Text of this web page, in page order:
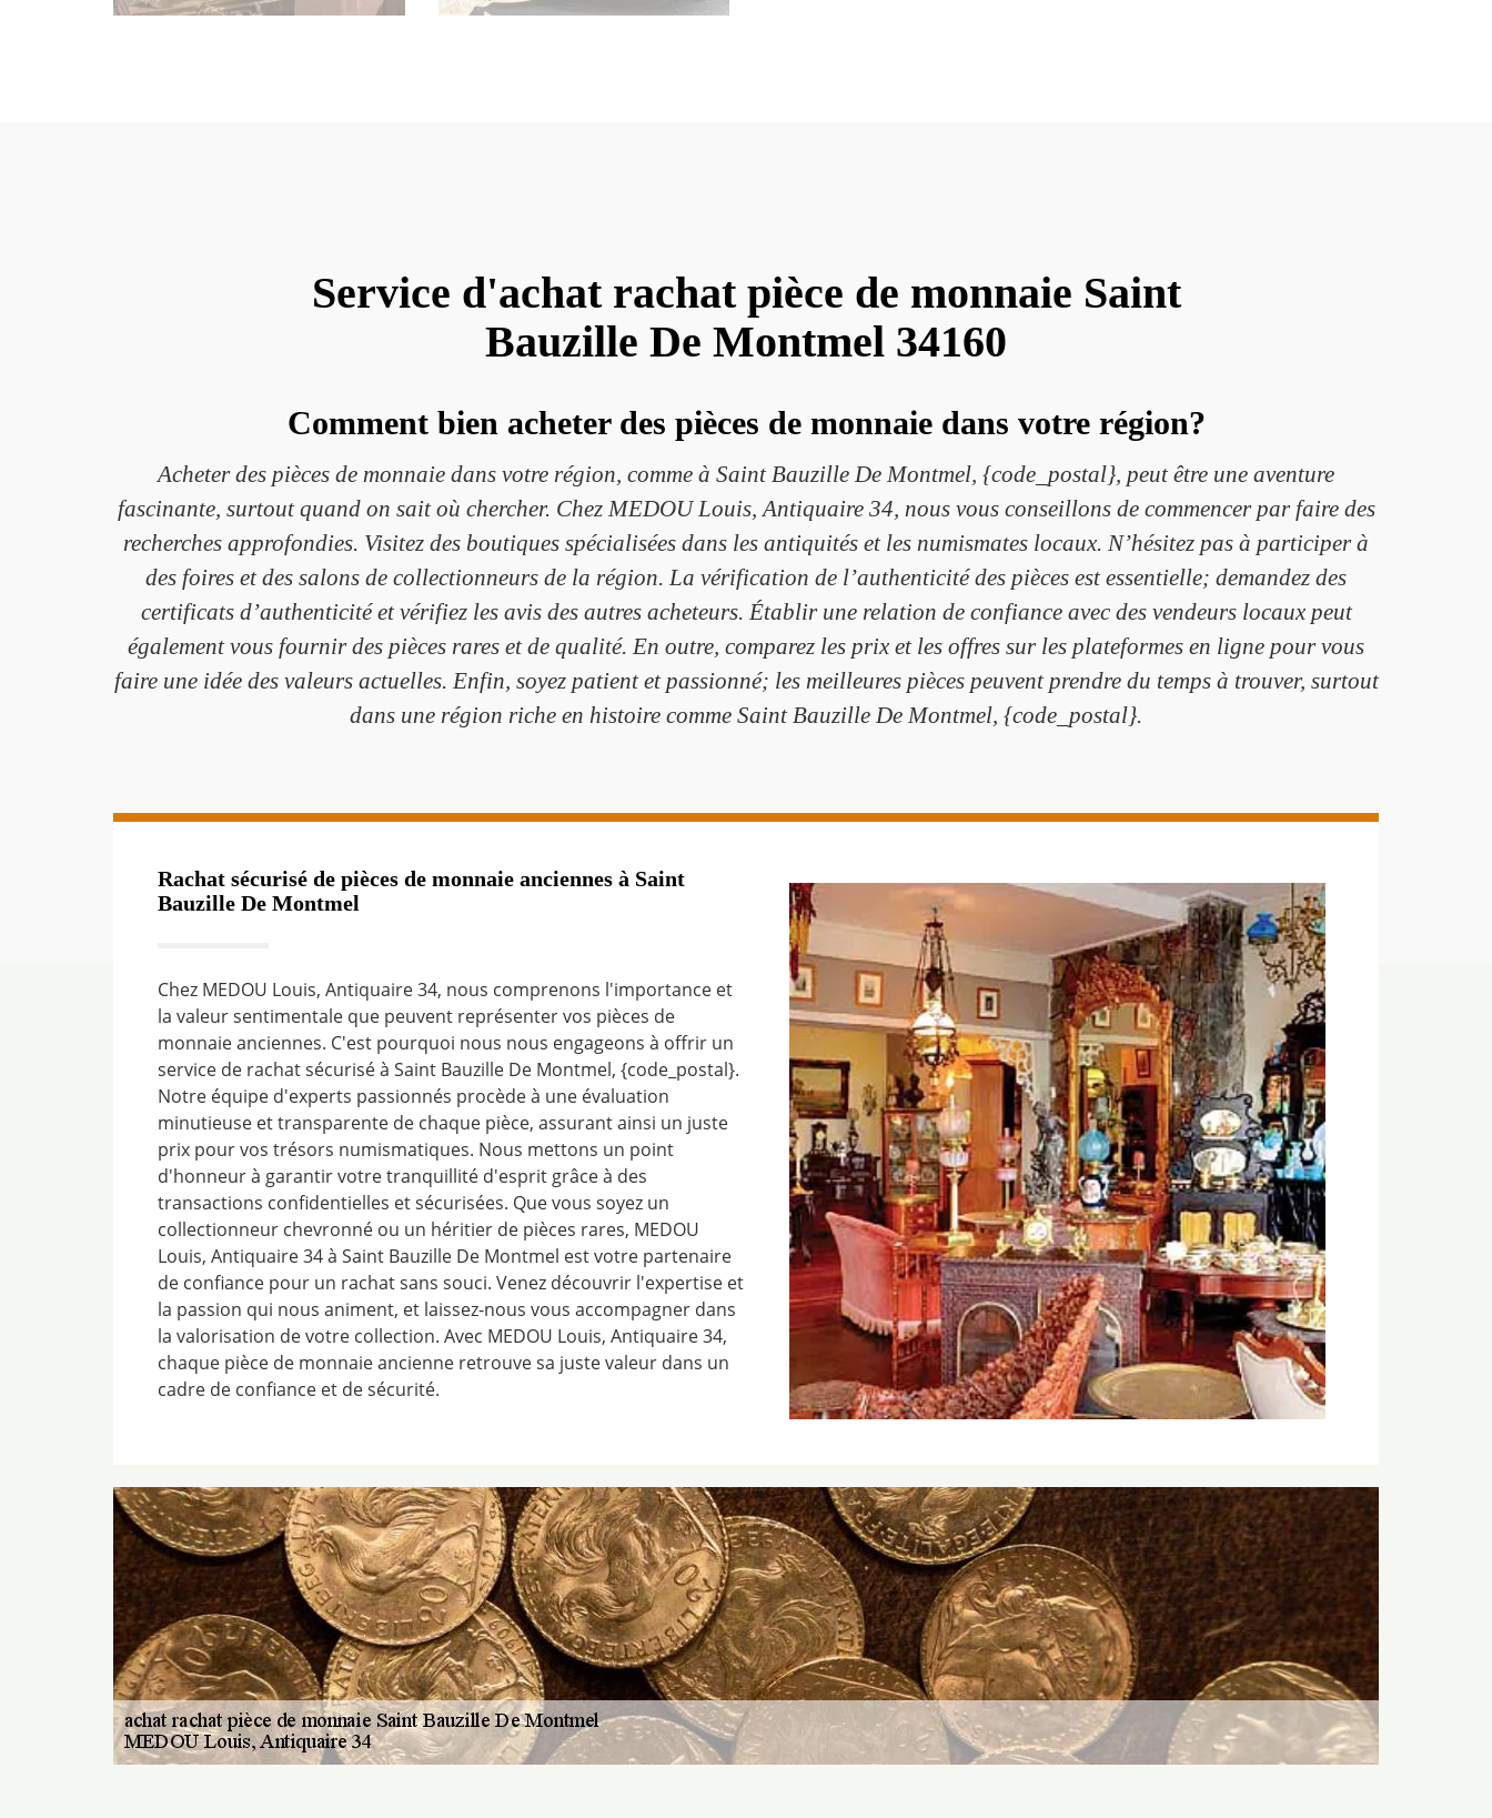
Service d'achat rachat pièce de monnaie Saint
Bauzille De Montmel 34160
Comment bien acheter des pièces de monnaie dans votre région?
Acheter des pièces de monnaie dans votre région, comme à Saint Bauzille De Montmel, {code_postal}, peut être une aventure
fascinante, surtout quand on sait où chercher. Chez MEDOU Louis, Antiquaire 34, nous vous conseillons de commencer par faire des
recherches approfondies. Visitez des boutiques spécialisées dans les antiquités et les numismates locaux. N’hésitez pas à participer à
des foires et des salons de collectionneurs de la région. La vérification de l’authenticité des pièces est essentielle; demandez des
certificats d’authenticité et vérifiez les avis des autres acheteurs. Établir une relation de confiance avec des vendeurs locaux peut
également vous fournir des pièces rares et de qualité. En outre, comparez les prix et les offres sur les plateformes en ligne pour vous
faire une idée des valeurs actuelles. Enfin, soyez patient et passionné; les meilleures pièces peuvent prendre du temps à trouver, surtout
dans une région riche en histoire comme Saint Bauzille De Montmel, {code_postal}.
Rachat sécurisé de pièces de monnaie anciennes à Saint
Bauzille De Montmel
Chez MEDOU Louis, Antiquaire 34, nous comprenons l'importance et
la valeur sentimentale que peuvent représenter vos pièces de
monnaie anciennes. C'est pourquoi nous nous engageons à offrir un
service de rachat sécurisé à Saint Bauzille De Montmel, {code_postal}.
Notre équipe d'experts passionnés procède à une évaluation
minutieuse et transparente de chaque pièce, assurant ainsi un juste
prix pour vos trésors numismatiques. Nous mettons un point
d'honneur à garantir votre tranquillité d'esprit grâce à des
transactions confidentielles et sécurisées. Que vous soyez un
collectionneur chevronné ou un héritier de pièces rares, MEDOU
Louis, Antiquaire 34 à Saint Bauzille De Montmel est votre partenaire
de confiance pour un rachat sans souci. Venez découvrir l'expertise et
la passion qui nous animent, et laissez-nous vous accompagner dans
la valorisation de votre collection. Avec MEDOU Louis, Antiquaire 34,
chaque pièce de monnaie ancienne retrouve sa juste valeur dans un
cadre de confiance et de sécurité.